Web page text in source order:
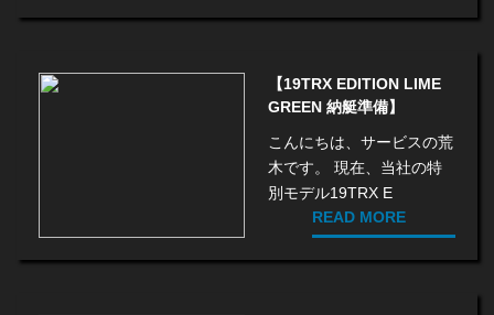
【19TRX EDITION LIME
GREEN 納艇準備】
こんにちは、サービスの荒
木です。 現在、当社の特
別モデル19TRX E
READ MORE